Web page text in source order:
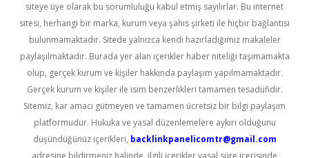
siteye üye olarak bu sorumluluğu kabul etmiş sayılırlar. Bu internet
sitesi, herhangi bir marka, kurum veya şahıs şirketi ile hiçbir bağlantısı
bulunmamaktadır. Sitede yalnızca kendi hazırladığımız makaleler
paylaşılmaktadır. Burada yer alan içerikler haber niteliği taşımamakta
olup, gerçek kurum ve kişiler hakkında paylaşım yapılmamaktadır.
Gerçek kurum ve kişiler ile isim benzerlikleri tamamen tesadüfidir.
Sitemiz, kar amacı gütmeyen ve tamamen ücretsiz bir bilgi paylaşım
platformudur. Hukuka ve yasal düzenlemelere aykırı olduğunu
düşündüğünüz içerikleri, backlinkpanelicomtr@gmail.com
adresine bildirmeniz halinde, ilgili içerikler yasal süre içerisinde